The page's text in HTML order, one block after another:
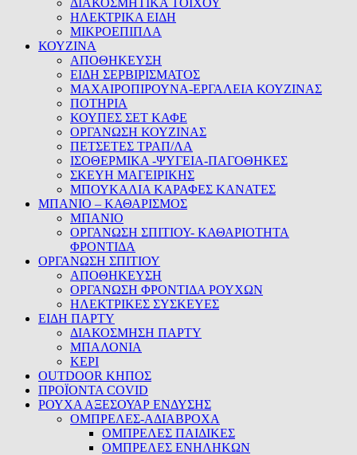
ΔΙΑΚΟΣΜΗΤΙΚΑ ΤΟΙΧΟΥ
ΗΛΕΚΤΡΙΚΑ ΕΙΔΗ
ΜΙΚΡΟΕΠΙΠΛΑ
ΚΟΥΖΙΝΑ
ΑΠΟΘΗΚΕΥΣΗ
ΕΙΔΗ ΣΕΡΒΙΡΙΣΜΑΤΟΣ
ΜΑΧΑΙΡΟΠΙΡΟΥΝΑ-ΕΡΓΑΛΕΙΑ ΚΟΥΖΙΝΑΣ
ΠΟΤΗΡΙΑ
ΚΟΥΠΕΣ ΣΕΤ ΚΑΦΕ
ΟΡΓΑΝΩΣΗ ΚΟΥΖΙΝΑΣ
ΠΕΤΣΕΤΕΣ ΤΡΑΠ/ΛΑ
ΙΣΟΘΕΡΜΙΚΑ -ΨΥΓΕΙΑ-ΠΑΓΟΘΗΚΕΣ
ΣΚΕΥΗ ΜΑΓΕΙΡΙΚΗΣ
ΜΠΟΥΚΑΛΙΑ ΚΑΡΑΦΕΣ ΚΑΝΑΤΕΣ
ΜΠΑΝΙΟ – ΚΑΘΑΡΙΣΜΟΣ
ΜΠΑΝΙΟ
ΟΡΓΑΝΩΣΗ ΣΠΙΤΙΟΥ- ΚΑΘΑΡΙΟΤΗΤΑ
ΦΡΟΝΤΙΔΑ
ΟΡΓΑΝΩΣΗ ΣΠΙΤΙΟΥ
ΑΠΟΘΗΚΕΥΣΗ
ΟΡΓΑΝΩΣΗ ΦΡΟΝΤΙΔΑ ΡΟΥΧΩΝ
ΗΛΕΚΤΡΙΚΕΣ ΣΥΣΚΕΥΕΣ
ΕΙΔΗ ΠΑΡΤΥ
ΔΙΑΚΟΣΜΗΣΗ ΠΑΡΤΥ
ΜΠΑΛΟΝΙΑ
ΚΕΡΙ
OUTDOOR ΚΗΠΟΣ
ΠΡΟΪΟΝΤΑ COVID
ΡΟΥΧΑ ΑΞΕΣΟΥΑΡ ΕΝΔΥΣΗΣ
ΟΜΠΡΕΛΕΣ-ΑΔΙΑΒΡΟΧΑ
ΟΜΠΡΕΛΕΣ ΠΑΙΔΙΚΕΣ
ΟΜΠΡΕΛΕΣ ΕΝΗΛΗΚΩΝ